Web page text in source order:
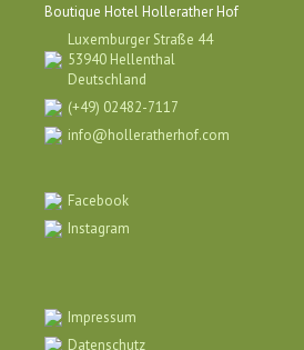
Boutique Hotel Hollerather Hof
Luxemburger Straße 44
53940 Hellenthal
Deutschland
(+49) 02482-7117
info@holleratherhof.com
Facebook
Instagram
Impressum
Datenschutz